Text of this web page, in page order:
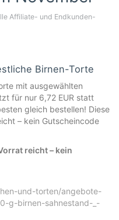
Affiliate- und Endkunden-
Birnen-Torte
mit ausgewählten
für nur 6,72 EUR statt
gleich bestellen! Diese
– kein Gutscheincode
reicht – kein
und-torten/angebote-
g-birnen-sahnestand-_-